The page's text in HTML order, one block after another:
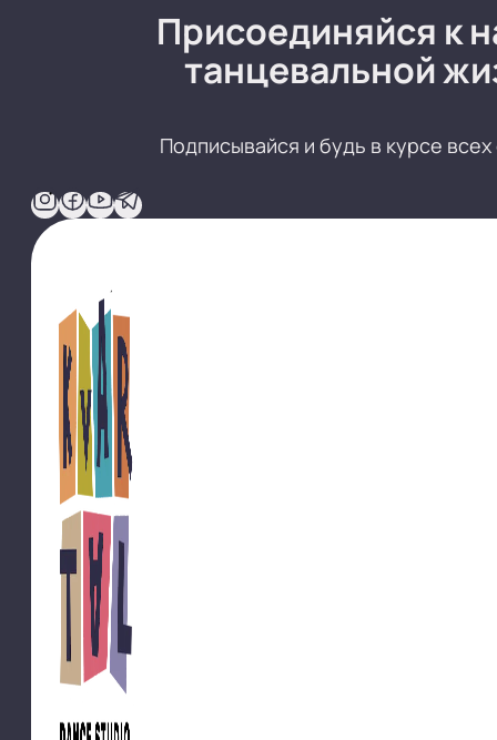
Присоединяйся к
танцевальной
Подписывайся и будь в курсе